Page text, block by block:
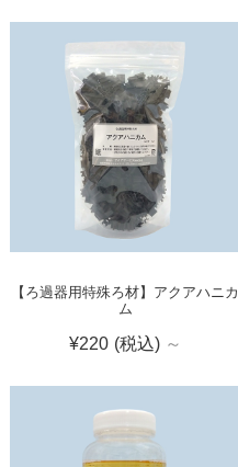
【ろ過器用特殊ろ材】アクアハニカ
ム
¥220 (税込) ～